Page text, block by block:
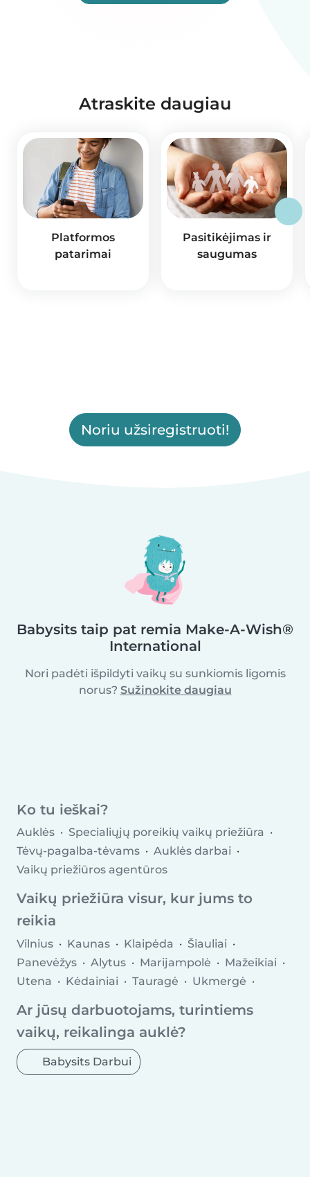
Atraskite daugiau
Platformos
patarimai
Pasitikėjimas ir
saugumas
Noriu užsiregistruoti!
Babysits taip pat remia Make-A-Wish®
International
Nori padėti išpildyti vaikų su sunkiomis ligomis
norus? Sužinokite daugiau
Ko tu ieškai?
Auklės
Specialiųjų poreikių vaikų priežiūra
Tėvų-pagalba-tėvams
Auklės darbai
Vaikų priežiūros agentūros
Vaikų priežiūra visur, kur jums to
reikia
Vilnius Kaunas Klaipėda
Šiauliai
Panevėžys
Alytus Marijampolė
Mažeikiai
Utena
Kėdainiai Tauragė
Ukmergė
Lentvaris
Garliava Kaišiadorys
Ar jūsų darbuotojams, turintiems
vaikų, reikalinga auklė?
Babysits Darbui